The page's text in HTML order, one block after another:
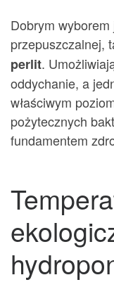
Dobrym
przepuszczalnej,
perlit.
oddychanie, a
właściwym
pożytecznych
fundamentem